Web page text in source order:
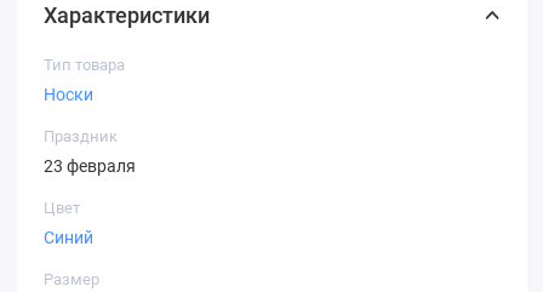
Характеристики
Тип товара
Носки
Праздник
23 февраля
Цвет
Синий
Размер